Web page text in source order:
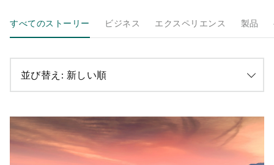
すべてのストーリー ビジネス エクスペリエンス 製品
並び替え: 新しい順